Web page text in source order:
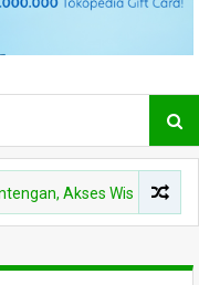
Akses Wisata Bromo